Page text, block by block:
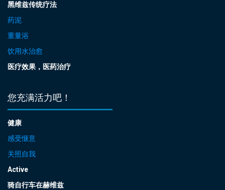
黑维兹传统疗法
药泥
重量浴
饮用水治愈
医疗效果，医药治疗
您充满活力吧！
健康
感受惬意
关照自我
Active
骑自行车在赫维兹